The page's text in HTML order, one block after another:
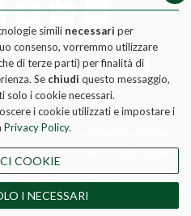
il contributo FEASR (Fondo
sviluppo rurale) nell'ambito
Rete Rurale Nazionale
2020
Privacy|Cookie Policy
- MATTEO TAGLIAPIETRA
simili necessari per
consenso, vorremmo utilizzare
di terze parti) per finalità di
Se chiudi questo messaggio,
solo i cookie necessari.
i cookie utilizzati e impostare i
Privacy Policy.
COOKIE
I NECESSARI